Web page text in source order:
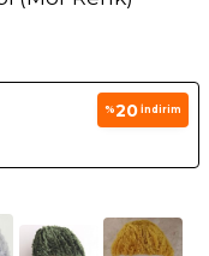
%20 İndirim